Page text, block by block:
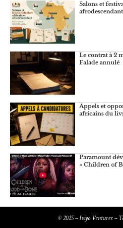
Salons et
afrodescendant
Le contrat à 2
Falade annulé
Appels et
africains du
Paramount
« Children of
© 2025 – Iviyo Ventures –